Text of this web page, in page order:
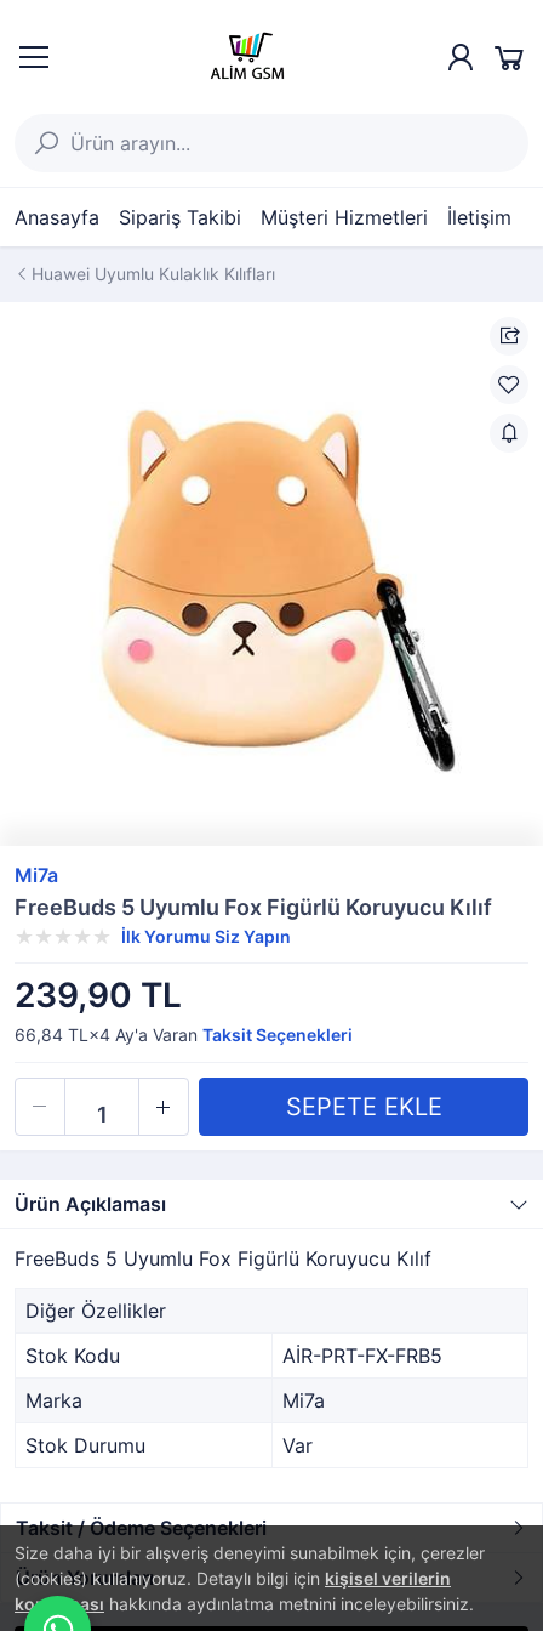
Anasayfa Sipariş Takibi Müşteri Hizmetleri İletişim
Size daha iyi bir alışveriş deneyimi sunabilmek için, çerezler
(cookies) kullanıyoruz. Detaylı bilgi için kişisel verilerin
korunması hakkında aydınlatma metnini inceleyebilirsiniz.
Huawei Uyumlu Kulaklık Kılıfları
Mi7a
FreeBuds 5 Uyumlu Fox Figürlü Koruyucu Kılıf
İlk Yorumu Siz Yapın
239,90 TL
66,84 TL×4 Ay'a Varan Taksit Seçenekleri
Ürün Açıklaması
FreeBuds 5 Uyumlu Fox Figürlü Koruyucu Kılıf
Diğer Özellikler
Stok Kodu
AİR-PRT-FX-FRB5
Marka
Mi7a
Stok Durumu
Var
Taksit / Ödeme Seçenekleri
Ürün Yorumları